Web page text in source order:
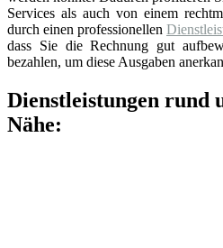
Services als auch von einem
durch einen professionellen
dass Sie die Rechnung gut
bezahlen, um diese Ausgaben
Dienstleistungen rund
Nähe: